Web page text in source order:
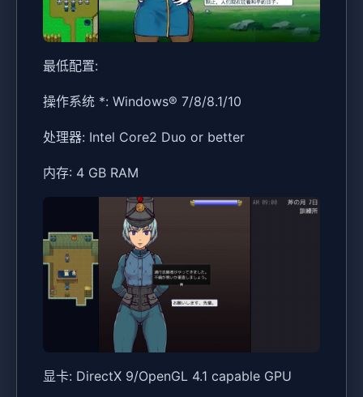
最低配置:
操作系统 *: Windows® 7/8/8.1/10
处理器: Intel Core2 Duo or better
内存: 4 GB RAM
显卡: DirectX 9/OpenGL 4.1 capable GPU